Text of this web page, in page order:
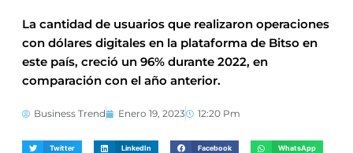
La cantidad de usuarios que realizaron operaciones
con dólares digitales en la plataforma de Bitso en
este país, creció un 96% durante 2022, en
comparación con el año anterior.
Business Trend Enero 19, 2023 12:20 Pm
Twitter LinkedIn Facebook WhatsApp